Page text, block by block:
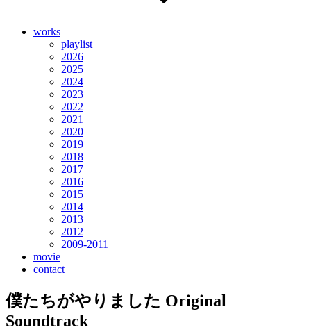
works
playlist
2026
2025
2024
2023
2022
2021
2020
2019
2018
2017
2016
2015
2014
2013
2012
2009-2011
movie
contact
僕たちがやりました Original
Soundtrack